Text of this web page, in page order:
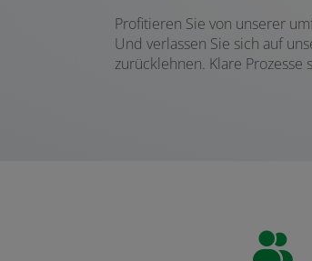
Profitieren Sie von unserer
Und verlassen Sie sich auf
zurücklehnen. Klare